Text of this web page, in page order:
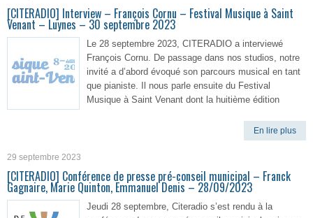
[CITERADIO] Interview – François Cornu – Festival Musique à Saint
Venant – Luynes – 30 septembre 2023
Le 28 septembre 2023, CITERADIO a interviewé
François Cornu. De passage dans nos studios, notre
invité a d’abord évoqué son parcours musical en tant
que pianiste. Il nous parle ensuite du Festival
Musique à Saint Venant dont la huitième édition
En lire plus
29 septembre 2023
[CITERADIO] Conférence de presse pré-conseil municipal – Franck
Gagnaire, Marie Quinton, Emmanuel Denis – 28/09/2023
Jeudi 28 septembre, Citeradio s’est rendu à la